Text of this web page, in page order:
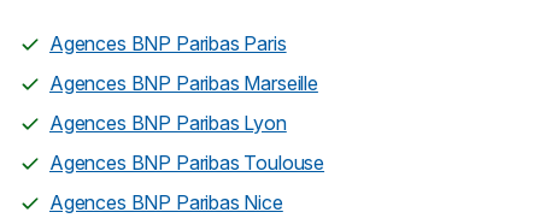
Agences BNP Paribas Paris
Agences BNP Paribas Marseille
Agences BNP Paribas Lyon
Agences BNP Paribas Toulouse
Agences BNP Paribas Nice